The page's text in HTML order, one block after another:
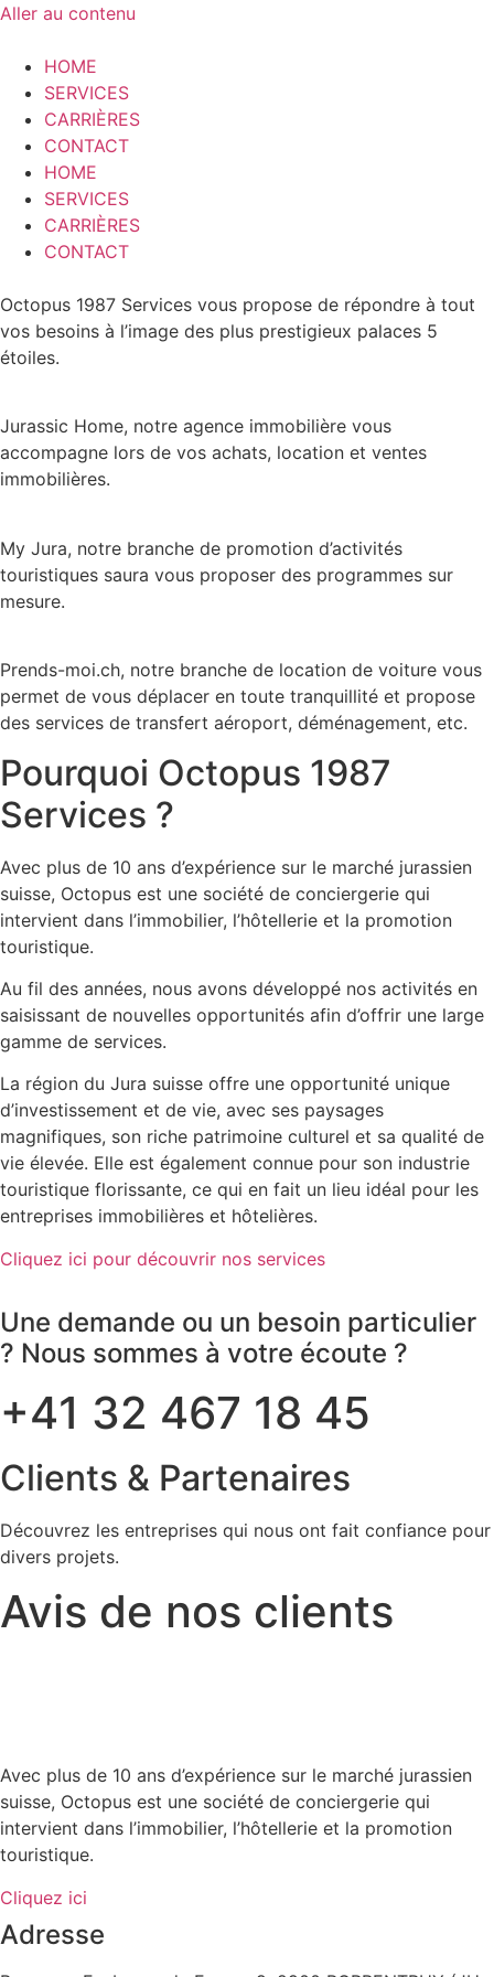
Aller au contenu
HOME
SERVICES
CARRIÈRES
CONTACT
HOME
SERVICES
CARRIÈRES
CONTACT
Octopus 1987 Services vous propose de répondre à tout
vos besoins à l’image des plus prestigieux palaces 5
étoiles.
Jurassic Home, notre agence immobilière vous
accompagne lors de vos achats, location et ventes
immobilières.
My Jura, notre branche de promotion d’activités
touristiques saura vous proposer des programmes sur
mesure.
Prends-moi.ch, notre branche de location de voiture vous
permet de vous déplacer en toute tranquillité et propose
des services de transfert aéroport, déménagement, etc.
Pourquoi Octopus 1987
Services ?
Avec plus de 10 ans d’expérience sur le marché jurassien
suisse, Octopus est une société de conciergerie qui
intervient dans l’immobilier, l’hôtellerie et la promotion
touristique.
Au fil des années, nous avons développé nos activités en
saisissant de nouvelles opportunités afin d’offrir une large
gamme de services.
La région du Jura suisse offre une opportunité unique
d’investissement et de vie, avec ses paysages
magnifiques, son riche patrimoine culturel et sa qualité de
vie élevée. Elle est également connue pour son industrie
touristique florissante, ce qui en fait un lieu idéal pour les
entreprises immobilières et hôtelières.
Cliquez ici pour découvrir nos services
Une demande ou un besoin particulier
? Nous sommes à votre écoute ?
+41 32 467 18 45
Clients & Partenaires
Découvrez les entreprises qui nous ont fait confiance pour
divers projets.
Avis de nos clients
Avec plus de 10 ans d’expérience sur le marché jurassien
suisse, Octopus est une société de conciergerie qui
intervient dans l’immobilier, l’hôtellerie et la promotion
touristique.
Cliquez ici
Adresse